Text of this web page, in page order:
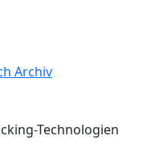
Archiv
Technologien